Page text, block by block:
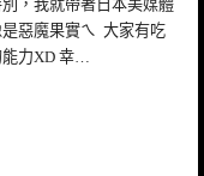
，我就帶著日本美媒體
惡魔果實ㄟ 大家有吃
力XD 幸…